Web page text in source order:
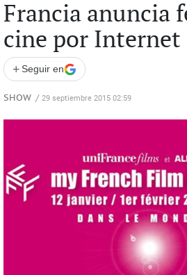
Francia anuncia
cine por Internet
+ Seguir en
SHOW / 29 septiembre 2015 02:59